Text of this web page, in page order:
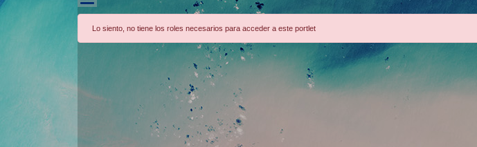
IVOS 34
Lo siento, no tiene los roles necesarios para acceder a este portlet